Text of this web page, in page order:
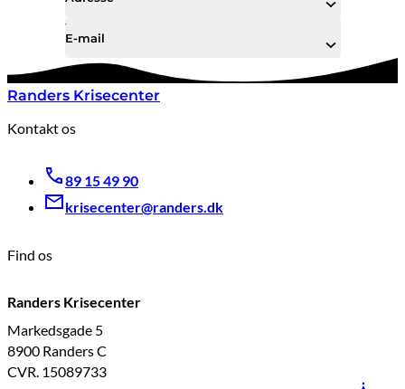
E-mail
Randers Krisecenter
Kontakt os
89 15 49 90
krisecenter@randers.dk
Find os
Randers Krisecenter
Markedsgade 5
8900 Randers C
CVR. 15089733